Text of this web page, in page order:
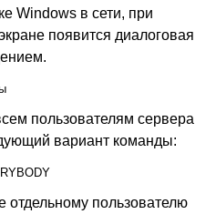
Windows в сети, при
появится диалоговая
пользователям сервера
вариант команды:
пользователю